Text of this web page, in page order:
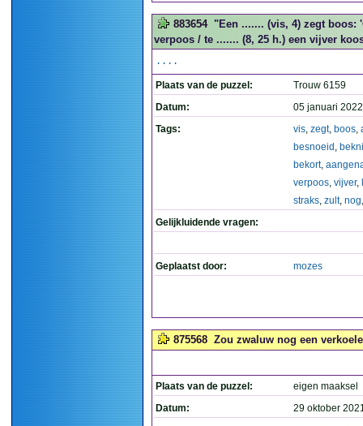
883654 "Een ....... (vis, 4) zegt boos:
verpoos / te ....... (8, 25 h.) een vijver
....
Plaats van de puzzel:
Trouw 6159
Datum:
05 januari
Tags:
vis, zegt, boos,
besnoeid ,
bekort,
verpoos, vijver,
straks, zult, nog
Gelijkluidende vragen:
Geplaatst door: mozes
875568 Zou zwaluw nog een
Plaats van de puzzel:
eigen maaksel
Datum:
29 oktober